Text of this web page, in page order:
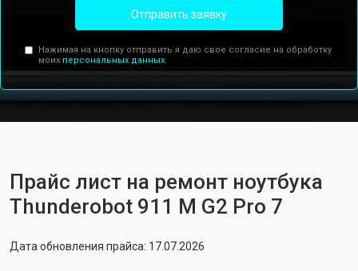
Отправить заявку
Нажимая на кнопку отправить я даю свое согласие на обработку
моих персональных данных.
Прайс лист на ремонт ноутбука
Thunderobot 911 M G2 Pro 7
Дата обновления прайса: 17.07.2026